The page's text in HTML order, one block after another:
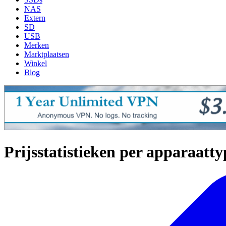
NAS
Extern
SD
USB
Merken
Marktplaatsen
Winkel
Blog
Prijsstatistieken per